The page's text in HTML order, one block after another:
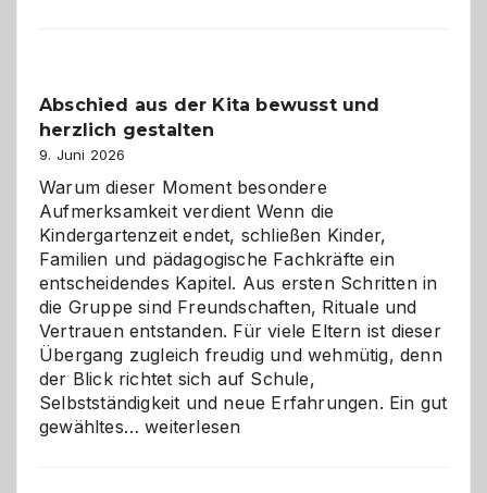
verstehen
Abschied aus der Kita bewusst und
herzlich gestalten
9. Juni 2026
Warum dieser Moment besondere
Aufmerksamkeit verdient Wenn die
Kindergartenzeit endet, schließen Kinder,
Familien und pädagogische Fachkräfte ein
entscheidendes Kapitel. Aus ersten Schritten in
die Gruppe sind Freundschaften, Rituale und
Vertrauen entstanden. Für viele Eltern ist dieser
Übergang zugleich freudig und wehmütig, denn
der Blick richtet sich auf Schule,
Selbstständigkeit und neue Erfahrungen. Ein gut
gewähltes…Abschied
weiterlesen